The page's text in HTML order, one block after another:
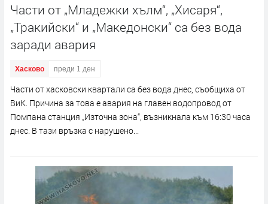
Части от „Младежки хълм“, „Хисаря“,
„Тракийски“ и „Македонски“ са без вода
заради авария
Хасково преди 1 ден
Части от хасковски квартали са без вода днес, съобщиха от
ВиК. Причина за това е авария на главен водопровод от
Помпана станция „Източна зона“, възникнала към 16:30 часа
днес. В тази връзка с нарушено...